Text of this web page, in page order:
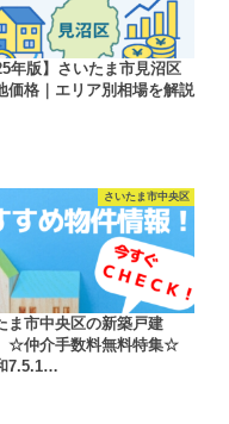
年版】さいたま市見沼区
価格｜エリア別相場を解説
さいたま市中央区
ま市中央区の新築戸建
仲介手数料無料特集☆
7.5.1…